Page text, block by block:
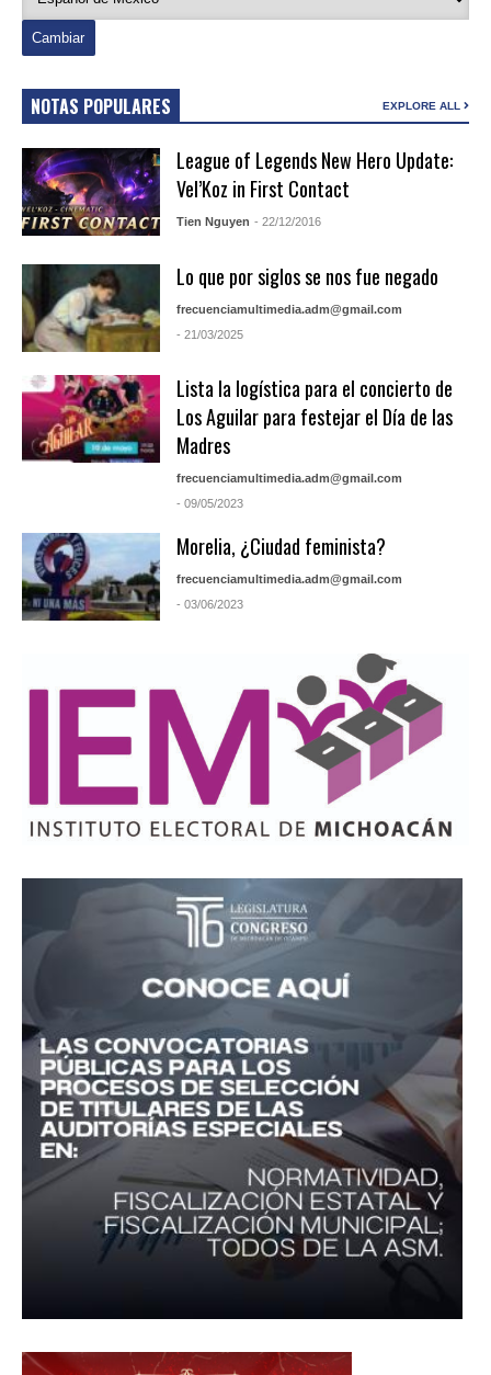
NOTAS POPULARES EXPLORE ALL
League of Legends New Hero Update:
Vel’Koz in First Contact
Tien Nguyen - 22/12/2016
Lo que por siglos se nos fue negado
frecuenciamultimedia.adm@gmail.com
- 21/03/2025
Lista la logística para el concierto de
Los Aguilar para festejar el Día de las
Madres
frecuenciamultimedia.adm@gmail.com
- 09/05/2023
Morelia, ¿Ciudad feminista?
frecuenciamultimedia.adm@gmail.com
- 03/06/2023